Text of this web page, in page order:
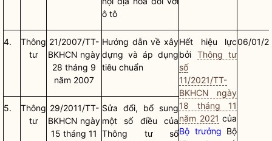
ô tô
4.
Thông
tư
21/2007/TT-
BKHCN ngày
28 tháng 9
năm 2007
Hướng dẫn về xây
dựng và áp dụng
tiêu chuẩn
Hết hiệu lực
bởi Thông tư
số
11/2021/TT-
BKHCN ngày
18 tháng 11
năm 2021 của
Bộ trưởng Bộ
06/01/
5.
Thông
tư
29/2011/TT-
BKHCN ngày
15 tháng 11
Sửa đổi, bổ sung
một số điều của
Thông tư số